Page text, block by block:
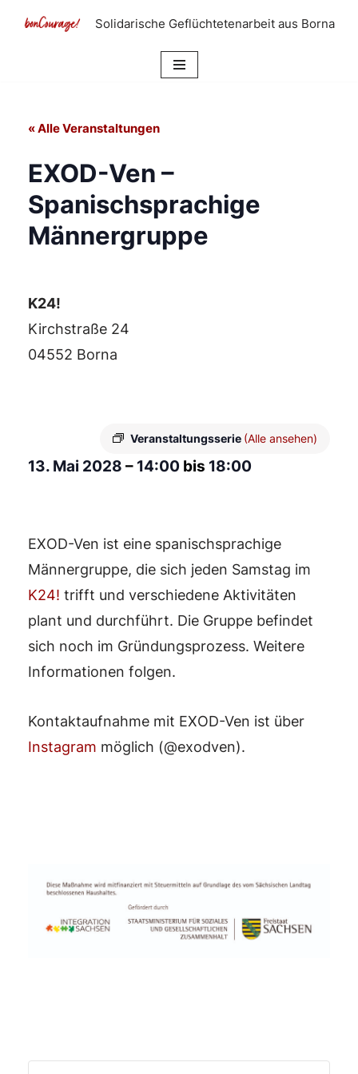
Solidarische Geflüchtetenarbeit aus Borna
« Alle Veranstaltungen
EXOD-Ven –
Spanischsprachige
Männergruppe
K24!
Kirchstraße 24
04552 Borna
Veranstaltungsserie (Alle ansehen)
13. Mai 2028 – 14:00 bis 18:00
EXOD-Ven ist eine spanischsprachige
Männergruppe, die sich jeden Samstag im
K24! trifft und verschiedene Aktivitäten
plant und durchführt. Die Gruppe befindet
sich noch im Gründungsprozess. Weitere
Informationen folgen.
Kontaktaufnahme mit EXOD-Ven ist über
Instagram möglich (@exodven).